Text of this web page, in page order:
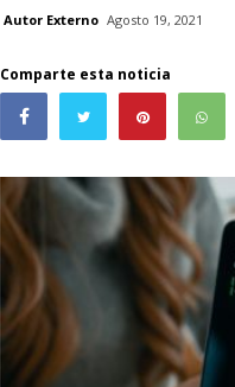
Autor Externo Agosto 19, 2021
Comparte esta noticia